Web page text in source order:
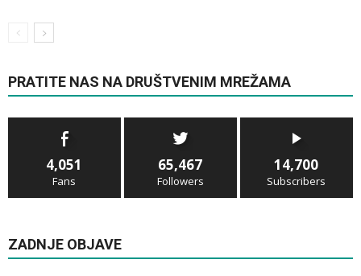
PRATITE NAS NA DRUŠTVENIM MREŽAMA
4,051
Fans
65,467
Followers
14,700
Subscribers
ZADNJE OBJAVE